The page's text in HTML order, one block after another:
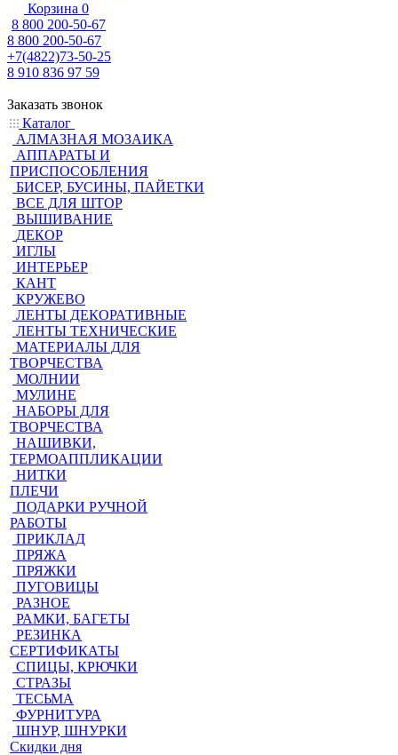
Корзина 0
8 800 200-50-67
8 800 200-50-67
+7(4822)73-50-25
8 910 836 97 59
Заказать звонок
Каталог
АЛМАЗНАЯ МОЗАИКА
АППАРАТЫ И
ПРИСПОСОБЛЕНИЯ
БИСЕР, БУСИНЫ, ПАЙЕТКИ
ВСЕ ДЛЯ ШТОР
ВЫШИВАНИЕ
ДЕКОР
ИГЛЫ
ИНТЕРЬЕР
КАНТ
КРУЖЕВО
ЛЕНТЫ ДЕКОРАТИВНЫЕ
ЛЕНТЫ ТЕХНИЧЕСКИЕ
МАТЕРИАЛЫ ДЛЯ
ТВОРЧЕСТВА
МОЛНИИ
МУЛИНЕ
НАБОРЫ ДЛЯ
ТВОРЧЕСТВА
НАШИВКИ,
ТЕРМОАППЛИКАЦИИ
НИТКИ
ПЛЕЧИ
ПОДАРКИ РУЧНОЙ
РАБОТЫ
ПРИКЛАД
ПРЯЖА
ПРЯЖКИ
ПУГОВИЦЫ
РАЗНОЕ
РАМКИ, БАГЕТЫ
РЕЗИНКА
СЕРТИФИКАТЫ
СПИЦЫ, КРЮЧКИ
СТРАЗЫ
ТЕСЬМА
ФУРНИТУРА
ШНУР, ШНУРКИ
Скидки дня